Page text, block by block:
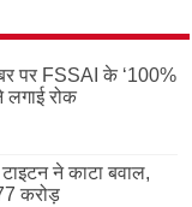
पर FSSAI के ‘100%
लगाई रोक
ने काटा बवाल,
करोड़